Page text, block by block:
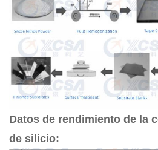
Datos de rendimiento de la
de silicio: